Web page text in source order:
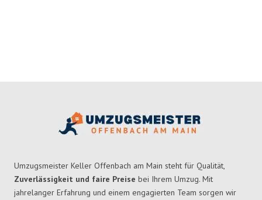
Umzugsmeister Keller Offenbach am Main steht für Qualität,
Zuverlässigkeit und faire Preise bei Ihrem Umzug. Mit
jahrelanger Erfahrung und einem engagierten Team sorgen wir